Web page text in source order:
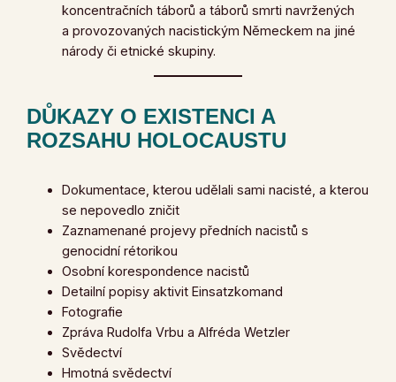
koncentračních táborů a táborů smrti navržených
a provozovaných nacistickým Německem na jiné
národy či etnické skupiny.
DŮKAZY O EXISTENCI A
ROZSAHU HOLOCAUSTU
Dokumentace, kterou udělali sami nacisté, a kterou
se nepovedlo zničit
Zaznamenané projevy předních nacistů s
genocidní rétorikou
Osobní korespondence nacistů
Detailní popisy aktivit Einsatzkomand
Fotografie
Zpráva Rudolfa Vrbu a Alfréda Wetzler
Svědectví
Hmotná svědectví